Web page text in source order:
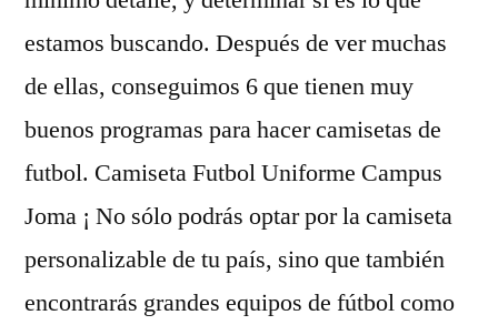
estamos buscando. Después de ver muchas
de ellas, conseguimos 6 que tienen muy
buenos programas para hacer camisetas de
futbol. Camiseta Futbol Uniforme Campus
Joma ¡ No sólo podrás optar por la camiseta
personalizable de tu país, sino que también
encontrarás grandes equipos de fútbol como